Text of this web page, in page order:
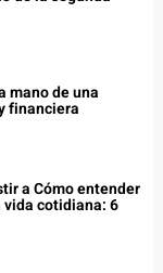
mano de una
financiera
a Cómo entender
cotidiana: 6